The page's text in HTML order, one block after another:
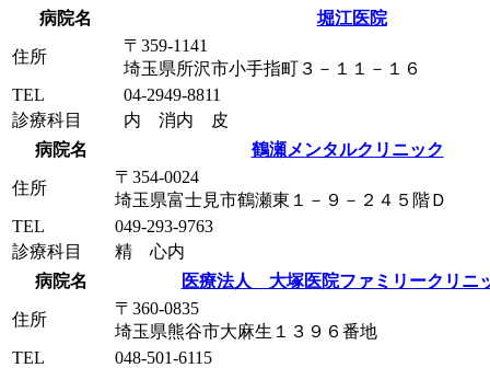
病院名
堀江医院
住所
〒359-1141
埼玉県所沢市小手指町３－１１－１６
TEL
04-2949-8811
診療科目
内 消内 皮
病院名
鶴瀬メンタルクリニック
住所
〒354-0024
埼玉県富士見市鶴瀬東１－９－２４５階Ｄ
TEL
049-293-9763
診療科目
精 心内
病院名
医療法人 大塚医院ファミリークリニ
住所
〒360-0835
埼玉県熊谷市大麻生１３９６番地
TEL
048-501-6115